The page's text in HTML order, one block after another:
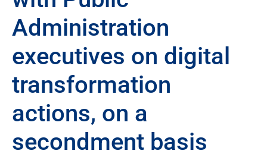
Administration
executives on digital
transformation
actions, on a
secondment basis